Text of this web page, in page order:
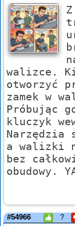
walizce.
otworzyć
zamek w
Próbując
kluczyk
Narzędzia
a walizki
bez
obudowy.
#54966 ?